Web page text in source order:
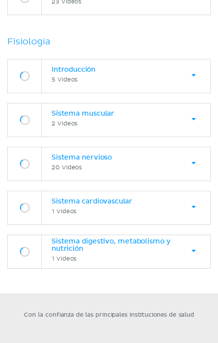
23 Videos
Fisiología
Introducción
5 Videos
Sistema muscular
2 Videos
Sistema nervioso
20 Videos
Sistema cardiovascular
1 Videos
Sistema digestivo, metabolismo y
nutrición
1 Videos
Con la confianza de las principales instituciones de salud